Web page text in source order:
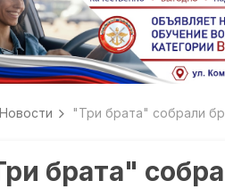
Новости "Три брата" собрали
брата"